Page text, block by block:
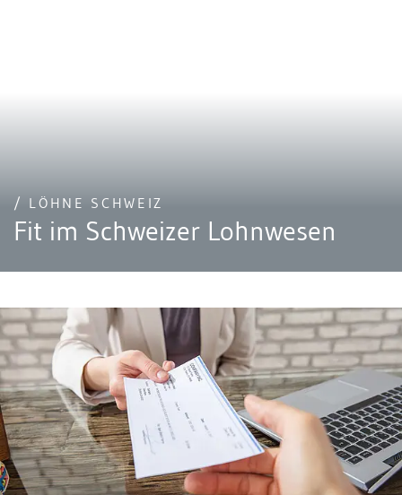
/ LÖHNE SCHWEIZ
Fit im Schweizer Lohnwesen